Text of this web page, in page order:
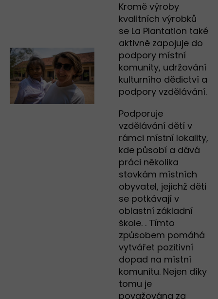
Kromě výroby
kvalitních výrobků
se La Plantation také
aktivně zapojuje do
podpory místní
komunity, udržování
kulturního dědictví a
podpory vzdělávání.
Podporuje
vzdělávání dětí v
rámci místní lokality,
kde působí a dává
práci několika
stovkám místních
obyvatel, jejichž děti
se potkávají v
oblastní základní
škole. . Tímto
způsobem pomáhá
vytvářet pozitivní
dopad na místní
komunitu. Nejen díky
tomu je
považována za